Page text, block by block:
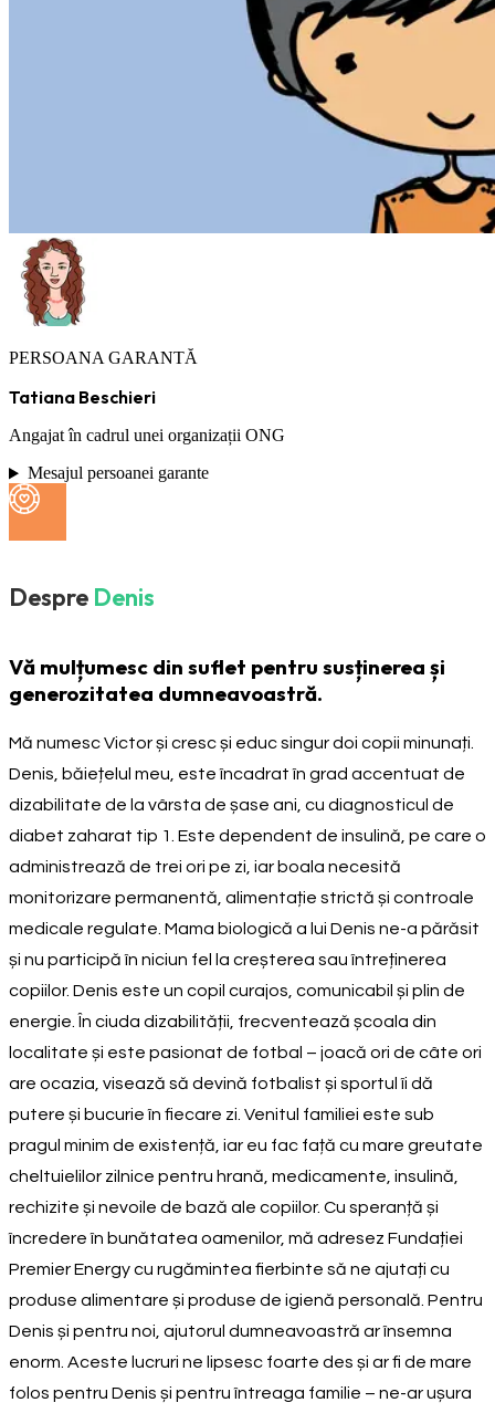
PERSOANA GARANTĂ
Tatiana Beschieri
Angajat în cadrul unei organizații ONG
Mesajul persoanei garante
Despre Denis
Vă mulțumesc din suflet pentru susținerea și
generozitatea dumneavoastră.
Mă numesc Victor și cresc și educ singur doi copii minunați.
Denis, băiețelul meu, este încadrat în grad accentuat de
dizabilitate de la vârsta de șase ani, cu diagnosticul de
diabet zaharat tip 1. Este dependent de insulină, pe care o
administrează de trei ori pe zi, iar boala necesită
monitorizare permanentă, alimentație strictă și controale
medicale regulate. Mama biologică a lui Denis ne-a părăsit
și nu participă în niciun fel la creșterea sau întreținerea
copiilor. Denis este un copil curajos, comunicabil și plin de
energie. În ciuda dizabilității, frecventează școala din
localitate și este pasionat de fotbal – joacă ori de câte ori
are ocazia, visează să devină fotbalist și sportul îi dă
putere și bucurie în fiecare zi. Venitul familiei este sub
pragul minim de existență, iar eu fac față cu mare greutate
cheltuielilor zilnice pentru hrană, medicamente, insulină,
rechizite și nevoile de bază ale copiilor. Cu speranță și
încredere în bunătatea oamenilor, mă adresez Fundației
Premier Energy cu rugămintea fierbinte să ne ajutați cu
produse alimentare și produse de igienă personală. Pentru
Denis și pentru noi, ajutorul dumneavoastră ar însemna
enorm. Aceste lucruri ne lipsesc foarte des și ar fi de mare
folos pentru Denis și pentru întreaga familie – ne-ar ușura